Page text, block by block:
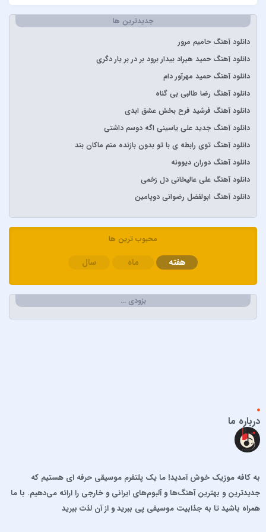
آرتا و آرون
آرتا و پارسالیپ
آرش AP
آرش و ساسی
آرمان گرشاسبی
آرمین زارعی
آرون افشار
آصف آریا
آیتوکان
آیسم
ابراهیم تاتلیسس
ابی دولابی
اپیکور و امین امینم
احسان دریادل
افشین خان
الجان
امید آمری
امید حاجیلی
امید مهداد
جدیدترین ها
دانلود آهنگ حامیم مرور
دانلود آهنگ حمید هیراد بیدار برود بر در بر یار دگری
دانلود آهنگ حمید مهرآور دام
دانلود آهنگ رضا طالبی بی گناه
دانلود آهنگ فرشید فرح بخش عشق ابدی
دانلود آهنگ جدید علی یاسینی اگه دوسم داشتی
دانلود آهنگ توی رابطه ی با تو بدون بازنده منم ماکان بند
دانلود آهنگ دوران دیوونه
دانلود آهنگ علی عالیخانی دل زخمی
دانلود آهنگ ابولفضل رضوانی دوپامین
محبوب ترین ها
هفته ماه سال
بزودی …
درباره ما
به کافه موزیک خوش آمدید! ما یک پلتفرم موسیقی حرفه ای هستیم که
جدیدترین و بهترین آهنگ‌ها و آلبوم‌های ایرانی و خارجی را ارائه می‌دهیم. با ما
همراه باشید تا به جذابیت موسیقی پی ببرید و از آن لذت ببرید